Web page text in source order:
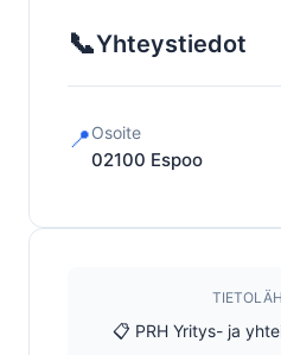
📞Yhteystiedot
📍Osoite
02100 Espoo
📋 PRH Yritys- ja